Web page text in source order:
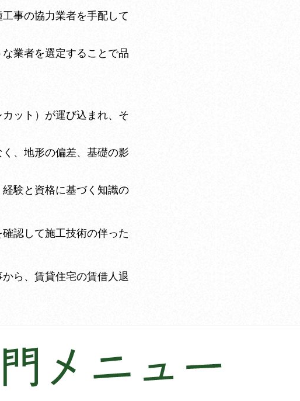
事の協力業者を手配して
業者を選定することで品
ット）が運び込まれ、そ
、地形の偏差、基礎の影
験と資格に基づく知識の
認して施工技術の伴った
ら、賃貸住宅の賃借人退